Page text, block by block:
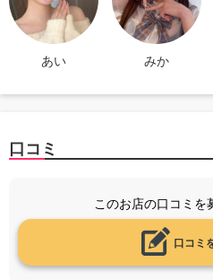
あい みか
口コミ
このお店の口コミを
口コミ